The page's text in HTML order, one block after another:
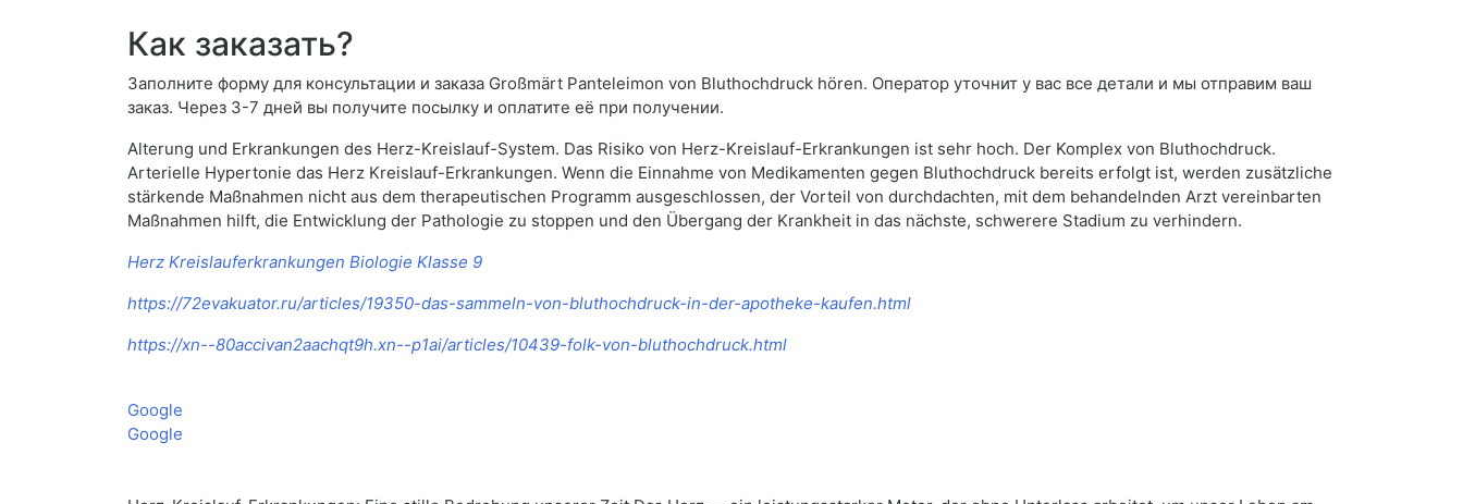
Как заказать?
Заполните форму для консультации и заказа Großmärt Panteleimon von Bluthochdruck hören. Оператор уточнит у вас все детали и мы отправим ваш
заказ. Через 3-7 дней вы получите посылку и оплатите её при получении.
Alterung und Erkrankungen des Herz-Kreislauf-System. Das Risiko von Herz-Kreislauf-Erkrankungen ist sehr hoch. Der Komplex von Bluthochdruck.
Arterielle Hypertonie das Herz Kreislauf-Erkrankungen. Wenn die Einnahme von Medikamenten gegen Bluthochdruck bereits erfolgt ist, werden zusätzliche
stärkende Maßnahmen nicht aus dem therapeutischen Programm ausgeschlossen, der Vorteil von durchdachten, mit dem behandelnden Arzt vereinbarten
Maßnahmen hilft, die Entwicklung der Pathologie zu stoppen und den Übergang der Krankheit in das nächste, schwerere Stadium zu verhindern.
Herz Kreislauferkrankungen Biologie Klasse 9
https://72evakuator.ru/articles/19350-das-sammeln-von-bluthochdruck-in-der-apotheke-kaufen.html
https://xn--80accivan2aachqt9h.xn--p1ai/articles/10439-folk-von-bluthochdruck.html
Google
Google